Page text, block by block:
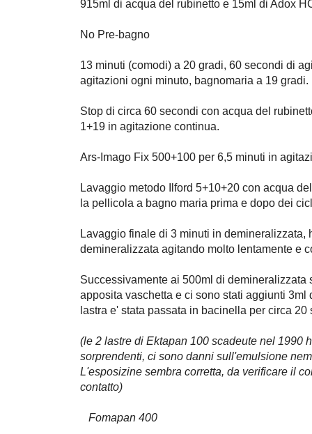
915ml di acqua del rubinetto e 15ml di Adox
No Pre-bagno
13 minuti (comodi) a 20 gradi, 60 secondi di
agitazioni ogni minuto, bagnomaria a 19 gradi.
Stop di circa 60 secondi con acqua del
1+19 in agitazione continua.
Ars-Imago Fix 500+100 per 6,5 minuti in
Lavaggio metodo Ilford 5+10+20 con acqua
la pellicola a bagno maria prima e dopo dei
Lavaggio finale di 3 minuti in demineralizzata,
demineralizzata agitando molto lentamente e
Successivamente ai 500ml di demineralizzata
apposita vaschetta e ci sono stati aggiunti 3ml
lastra e' stata passata in bacinella per circa
(le 2 lastre di Ektapan 100 scadeute nel 1990
sorprendenti, ci sono danni sull'emulsione
L'esposizine sembra corretta, da verificare il
contatto)
Fomapan 400